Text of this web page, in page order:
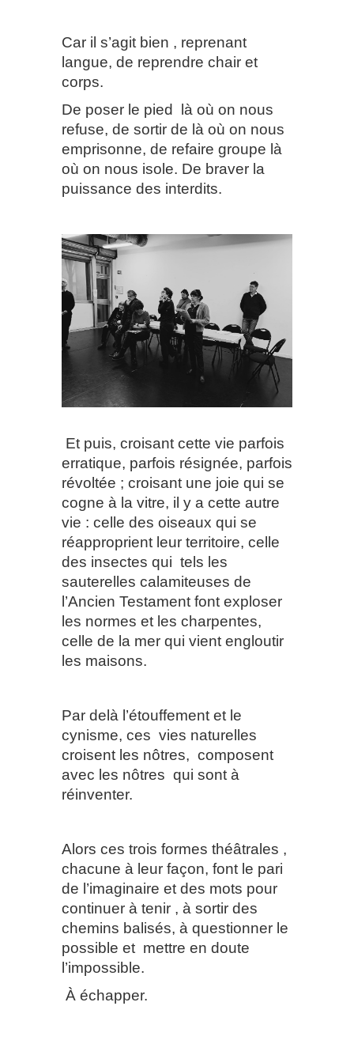
Car il s’agit bien , reprenant
langue, de reprendre chair et
corps.
De poser le pied
là où on nous
refuse, de sortir de là où on nous
emprisonne, de refaire groupe là
où on nous isole. De braver la
puissance des interdits.
Et puis, croisant cette vie parfois
erratique, parfois résignée, parfois
révoltée ; croisant une joie qui se
cogne à la vitre, il y a cette autre
vie : celle des oiseaux qui se
réapproprient leur territoire, celle
des insectes qui tels les
sauterelles calamiteuses de
l’Ancien Testament font exploser
les normes et les charpentes,
celle de la mer qui vient engloutir
les maisons.
Par delà l’étouffement et le
cynisme, ces vies naturelles
croisent les nôtres, composent
avec les nôtres qui sont à
réinventer.
Alors ces trois formes théâtrales ,
chacune à leur façon, font le pari
de l’imaginaire et des mots pour
continuer à tenir , à sortir des
chemins balisés, à questionner le
possible et mettre en doute
l’impossible.
À échapper.